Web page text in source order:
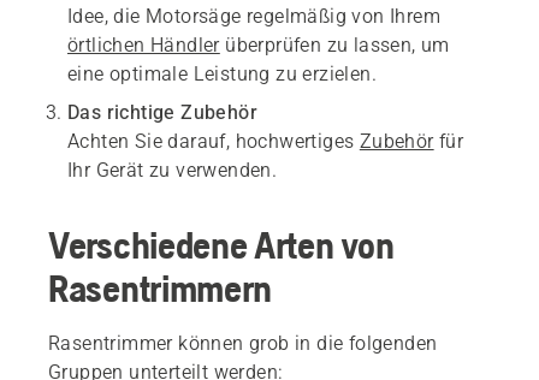
Idee, die Motorsäge regelmäßig von Ihrem
örtlichen Händlerüberprüfen zu lassen, um
eine optimale Leistung zu erzielen.
Das richtige Zubehör
Achten Sie darauf, hochwertiges Zubehörfür
Ihr Gerät zu verwenden.
Verschiedene Arten von
Rasentrimmern
Rasentrimmer können grob in die folgenden
Gruppen unterteilt werden: